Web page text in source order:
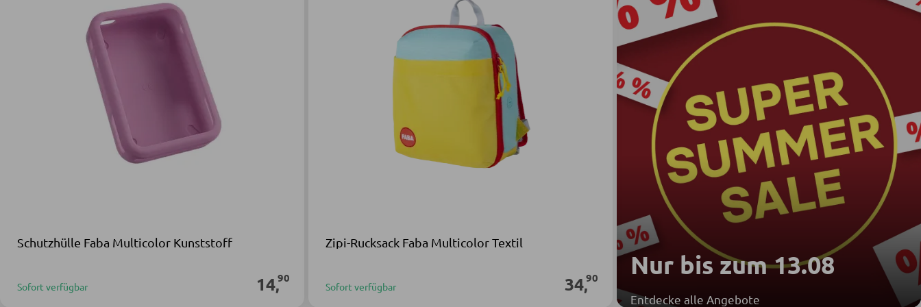
Nur bis zum 13.08
Entdecke alle Angebote
Schutzhülle Faba Multicolor Kunststoff
Sofort verfügbar 14,90
Zipi-Rucksack Faba Multicolor Textil
Sofort verfügbar 34,90